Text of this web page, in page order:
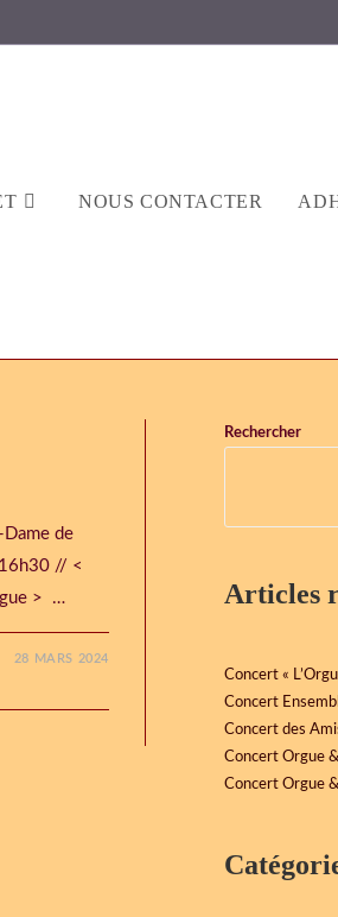
NOUS CONTACTER
de
// <
> …
28 MARS 2024
Rechercher
Articles
Concert «
Concert
Concert des
Concert Orgue
Concert Orgue